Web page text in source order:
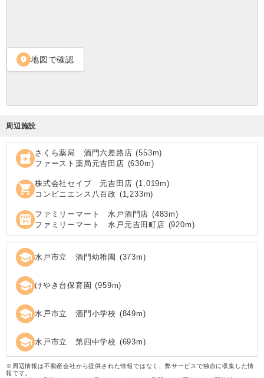
location_on 地図で確認
周辺施設
local_pharmacy さくら薬局 酒門六差路店 (553m)
ファースト薬局元吉田店 (630m)
shopping_cart 株式会社セイブ 元吉田店 (1,019m)
コンビニエンス八百政 (1,233m)
local_convenience_store ファミリーマート 水戸酒門店 (483m)
ファミリーマート 水戸元吉田町店 (920m)
school 水戸市立 酒門幼稚園 (373m)
school けやき台保育園 (959m)
school 水戸市立 酒門小学校 (849m)
school 水戸市立 第四中学校 (693m)
※周辺情報は不動産会社から提供された情報ではなく、弊サービスで独自に収集した情
報です。